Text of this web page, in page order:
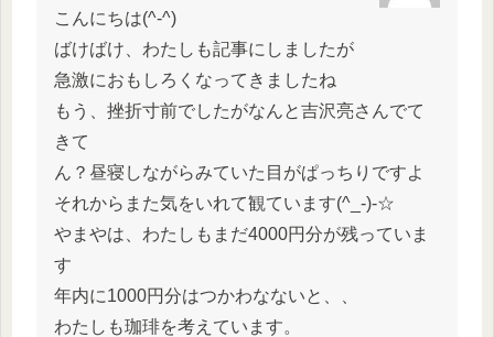
こんにちは(^-^)
ばけばけ、わたしも記事にしましたが
急激におもしろくなってきましたね
もう、挫折寸前でしたがなんと吉沢亮さんでて
きて
ん？昼寝しながらみていた目がぱっちりですよ
それからまた気をいれて観ています(^_-)-☆
やまやは、わたしもまだ4000円分が残っていま
す
年内に1000円分はつかわなないと、、
わたしも珈琲を考えています。